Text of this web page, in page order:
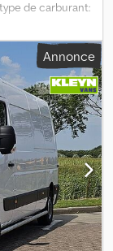
de carburant:
couleur:gris,
Euro 6,
totale:6 450
mm, longueur
l’espace de
ABS, Apple
vitres,
, = Options et
Manuel -
Annonce